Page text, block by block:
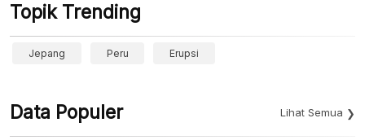
Topik Trending
Jepang Peru Erupsi
Data Populer Lihat Semua